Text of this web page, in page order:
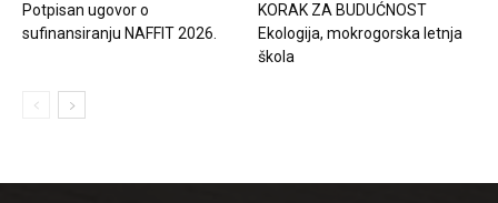
Potpisan ugovor o
sufinansiranju NAFFIT 2026.
KORAK ZA BUDUĆNOST
Ekologija, mokrogorska letnja
škola